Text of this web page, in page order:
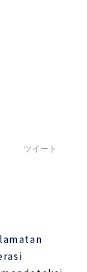
ツイート